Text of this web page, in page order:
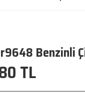
Benzinli
TL